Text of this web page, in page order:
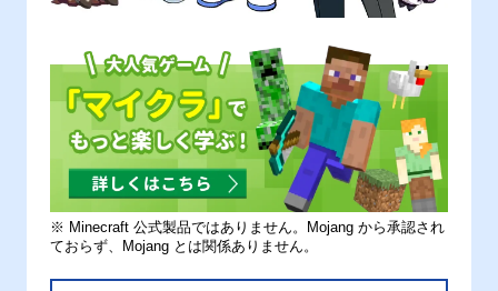
※ Minecraft 公式製品ではありません。Mojang から承認され
ておらず、Mojang とは関係ありません。